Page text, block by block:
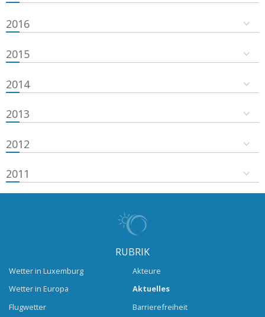
2016
2015
2014
2013
2012
2011
RUBRIK
Wetter in Luxemburg
Wetter in Europa
Flugwetter
Akteure
Aktuelles
Barrierefreiheit